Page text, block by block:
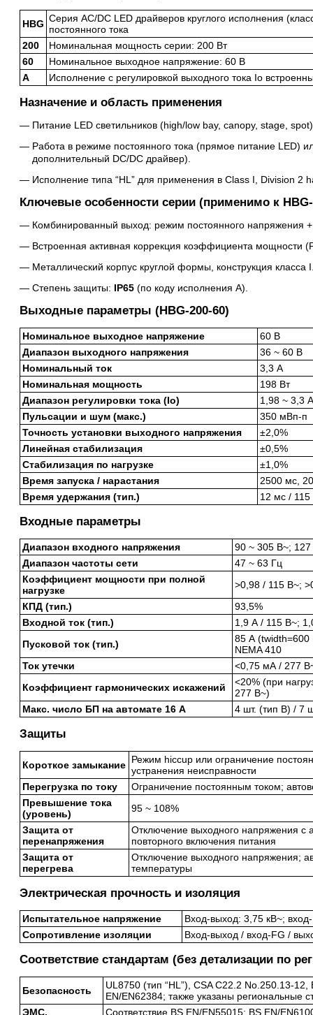
HBG Серия AC/DC LED драйверов круглого исполнения
постоянного тока
200
Номинальная мощность серии: 200 Вт
60
Номинальное выходное напряжение: 60 В
A
Исполнение с регулировкой выходного тока Io
Назначение и область применения
Питание LED светильников (high/low bay, canopy, stage,
Работа в режиме постоянного тока (прямое питание LED)
дополнительный DC/DC драйвер).
Исполнение типа “HL” для применения в Class I, Division 2
Ключевые особенности серии (применимо к HBG-
Комбинированный выход: режим постоянного напряжения
Встроенная активная коррекция коэффициента мощности
Металлический корпус круглой формы, конструкция класса
Степень защиты: IP65 (по коду исполнения A).
Выходные параметры (HBG-200-60)
Номинальное выходное напряжение
60 В
Диапазон выходного напряжения
36 ~ 60 В
Номинальный ток
3,3 А
Номинальная мощность
198 Вт
Диапазон регулировки тока (Io)
1,98 ~ 3,3
Пульсации и шум (макс.)
350 мВп-п
Точность установки выходного напряжения
±2,0%
Линейная стабилизация
±0,5%
Стабилизация по нагрузке
±1,0%
Время запуска / нарастания
2500 мс,
Время удержания (тип.)
12 мс /
Входные параметры
Диапазон входного напряжения
90 ~ 305 В~;
Диапазон частоты сети
47 ~ 63 Гц
Коэффициент мощности при полной
нагрузке
>0,98 / 115 В~;
КПД (тип.)
93,5%
Входной ток (тип.)
1,9 А / 115 В~;
Пусковой ток (тип.)
85 А (twidth=600
NEMA 410
Ток утечки
<0,75 мА / 277
Коэффициент гармонических искажений
<20% (при
277 В~)
Макс. число БП на автомате 16 А
4 шт. (тип B) / 7
Защиты
Короткое замыкание Режим hiccup или ограничение
устранения неисправности
Перегрузка по току
Ограничение постоянным током;
Превышение тока
(уровень)
95 ~ 108%
Защита от
перенапряжения
Отключение выходного напряжения с
повторного включения питания
Защита от
перегрева
Отключение выходного напряжения;
температуры
Электрическая прочность и изоляция
Испытательное напряжение
Вход-выход: 3,75 кВ~;
Сопротивление изоляции
Вход-выход / вход-FG /
Соответствие стандартам (без детализации по
Безопасность
UL8750 (тип “HL”), CSA C22.2 No.250.13-
EN/EN62384; также указаны региональные
ЭМС,
Соответствие BS EN/EN55015; BS EN/